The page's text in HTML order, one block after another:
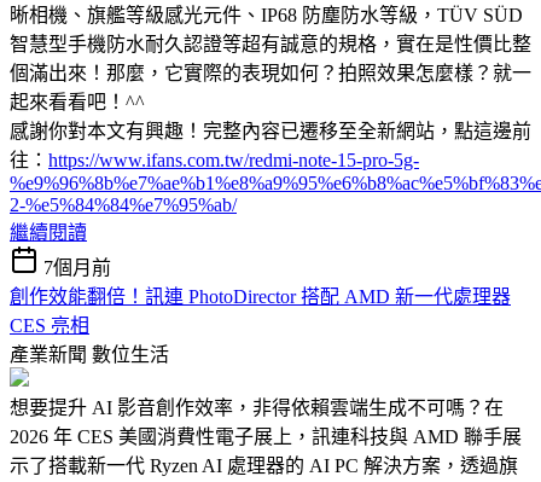
晰相機、旗艦等級感光元件、IP68 防塵防水等級，TÜV SÜD
智慧型手機防水耐久認證等超有誠意的規格，實在是性價比整
個滿出來！那麼，它實際的表現如何？拍照效果怎麼樣？就一
起來看看吧！^^
感謝你對本文有興趣！完整內容已遷移至全新網站，點這邊前
往： https://www.ifans.com.tw/redmi-note-15-pro-5g-
2-%e5%84%84%e7%95%ab/
繼續閱讀
7個月前
創作效能翻倍！訊連 PhotoDirector 搭配 AMD 新一代處理器
CES 亮相
產業新聞 數位生活
想要提升 AI 影音創作效率，非得依賴雲端生成不可嗎？在
2026 年 CES 美國消費性電子展上，訊連科技與 AMD 聯手展
示了搭載新一代 Ryzen AI 處理器的 AI PC 解決方案，透過旗